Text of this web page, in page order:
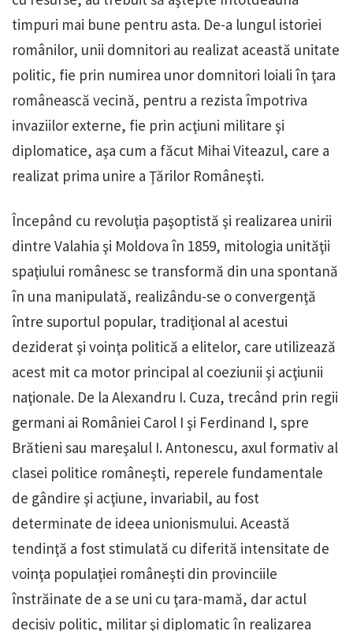
timpuri mai bune pentru asta. De-a lungul istoriei
românilor, unii domnitori au realizat această unitate
politic, fie prin numirea unor domnitori loiali în ţara
românească vecină, pentru a rezista împotriva
invaziilor externe, fie prin acţiuni militare şi
diplomatice, aşa cum a făcut Mihai Viteazul, care a
realizat prima unire a Ţărilor Româneşti.
Începând cu revoluţia paşoptistă şi realizarea unirii
dintre Valahia şi Moldova în 1859, mitologia unităţii
spaţiului românesc se transformă din una spontană
în una manipulată, realizându-se o convergenţă
între suportul popular, tradiţional al acestui
deziderat şi voinţa politică a elitelor, care utilizează
acest mit ca motor principal al coeziunii şi acţiunii
naţionale. De la Alexandru I. Cuza, trecând prin regii
germani ai României Carol I şi Ferdinand I, spre
Brătieni sau mareşalul I. Antonescu, axul formativ al
clasei politice româneşti, reperele fundamentale
de gândire şi acţiune, invariabil, au fost
determinate de ideea unionismului. Această
tendinţă a fost stimulată cu diferită intensitate de
voinţa populaţiei româneşti din provinciile
înstrăinate de a se uni cu ţara-mamă, dar actul
decisiv politic, militar şi diplomatic în realizarea